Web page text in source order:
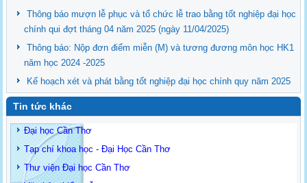
Thông báo mượn lễ phục và tổ chức lễ trao bằng tốt nghiệp đại học
chính qui đợt tháng 04 năm 2025 (ngày 11/04/2025)
Thông báo: Nộp đơn điểm miễn (M) và tương đương môn học HK1
năm học 2024 -2025
Kế hoạch xét và phát bằng tốt nghiệp đại học chính quy năm 2025
Tin tức khác
Đại học Cần Thơ
Tạp chí khoa học - Đại Học Cần Thơ
Thư viện Đại học Cần Thơ